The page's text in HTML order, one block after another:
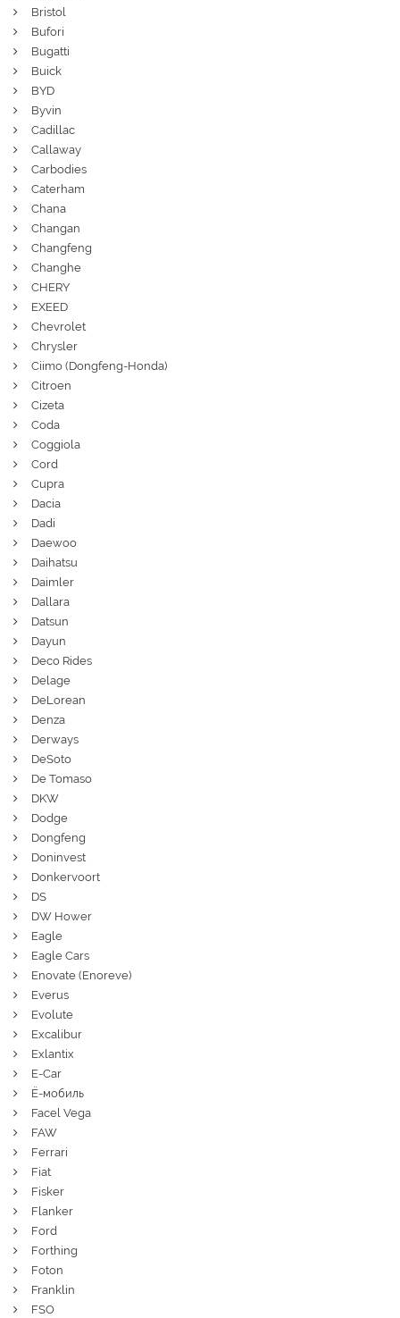
Bristol
Bufori
Bugatti
Buick
BYD
Byvin
Cadillac
Callaway
Carbodies
Caterham
Chana
Changan
Changfeng
Changhe
CHERY
EXEED
Chevrolet
Chrysler
Ciimo (Dongfeng-Honda)
Citroen
Cizeta
Coda
Coggiola
Cord
Cupra
Dacia
Dadi
Daewoo
Daihatsu
Daimler
Dallara
Datsun
Dayun
Deco Rides
Delage
DeLorean
Denza
Derways
DeSoto
De Tomaso
DKW
Dodge
Dongfeng
Doninvest
Donkervoort
DS
DW Hower
Eagle
Eagle Cars
Enovate (Enoreve)
Everus
Evolute
Excalibur
Exlantix
E-Car
Ё-мобиль
Facel Vega
FAW
Ferrari
Fiat
Fisker
Flanker
Ford
Forthing
Foton
Franklin
FSO